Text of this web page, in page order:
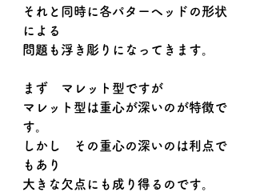
それと同時に各パターヘッドの形状
による
問題も浮き彫りになってきます。
まず　マレット型ですが
マレット型は重心が深いのが特徴で
す。
しかし　その重心の深いのは利点で
もあり
大きな欠点にも成り得るのです。